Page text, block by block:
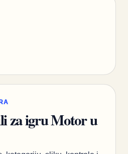
za igru Motor u